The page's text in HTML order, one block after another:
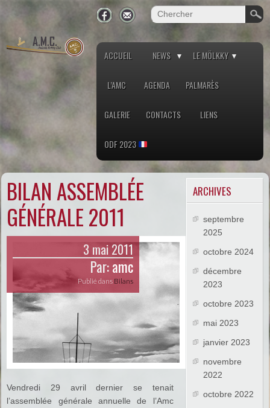
ACCUEIL NEWS LE MÖLKKY
L’AMC AGENDA PALMARÈS
GALERIE CONTACTS LIENS
ODF 2023
BILAN ASSEMBLÉE
GÉNÉRALE 2011
3 mai 2011
Par:amc
Publié dans Bilans
Vendredi 29 avril dernier se tenait
l’assemblée générale annuelle de l’Amc
ARCHIVES
septembre
2025
octobre 2024
décembre
2023
octobre 2023
mai 2023
janvier 2023
novembre
2022
octobre 2022